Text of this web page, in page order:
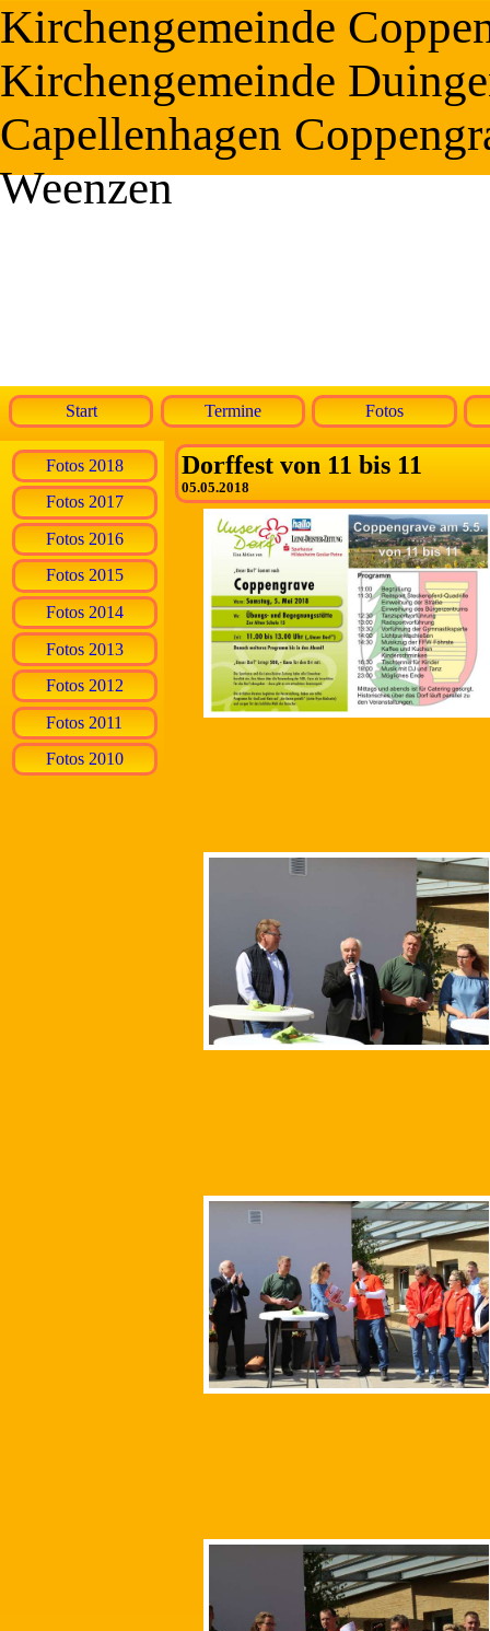
Kirchengemeinde
Kirchengemeinde
Capellenhagen
Weenzen
Start Termine Fotos
Fotos 2018
Fotos 2017
Fotos 2016
Fotos 2015
Fotos 2014
Fotos 2013
Fotos 2012
Fotos 2011
Fotos 2010
Dorffest von 11 bis 11
05.05.2018